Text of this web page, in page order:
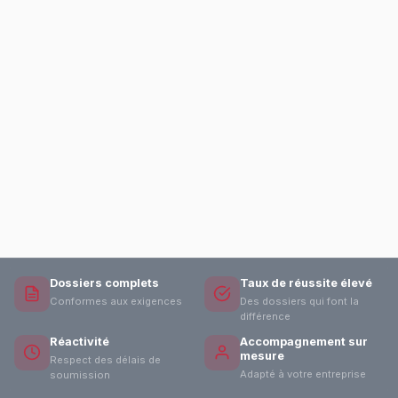
Dossiers complets
Conformes aux exigences
Taux de réussite élevé
Des dossiers qui font la
différence
Réactivité
Respect des délais de
soumission
Accompagnement sur
mesure
Adapté à votre entreprise